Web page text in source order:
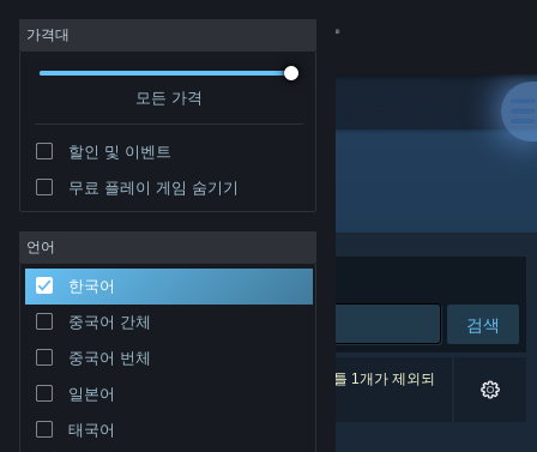
로그인
커뮤니티
정보
지원
언어 변경
Steam 모바일 앱 다운로드
가격대
모든 가격
할인 및 이벤트
무료 플레이 게임 숨기기
언어
한국어
중국어 간체
중국어 번체
일본어
태국어
개발자: Dave Del Castillo
정렬 기준 연관성
검색
검색 결과가 0개 있습니다. 환경 설정에 따라 타이틀 1개가 제외되
었습니다.